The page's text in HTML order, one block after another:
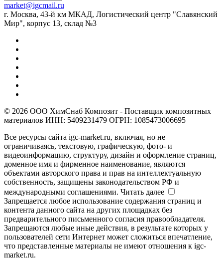
market@igcmail.ru
г. Москва, 43-й км МКАД, Логистический центр "Славянский
Мир", корпус 13, склад №3
© 2026 ООО ХимСнаб Композит - Поставщик композитных
материалов ИНН: 5409231479 ОГРН: 1085473006695
Все ресурсы сайта igc-market.ru, включая, но не
ограничиваясь, текстовую, графическую, фото- и
видеоинформацию, структуру, дизайн и оформление страниц,
доменное имя и фирменное наименование, являются
объектами авторского права и прав на интеллектуальную
собственность, защищены законодательством РФ и
международными соглашениями. Читать далее
Запрещается любое использование содержания страниц и
контента данного сайта на других площадках без
предварительного письменного согласия правообладателя.
Запрещаются любые иные действия, в результате которых у
пользователей сети Интернет может сложиться впечатление,
что представленные материалы не имеют отношения к igc-
market.ru.